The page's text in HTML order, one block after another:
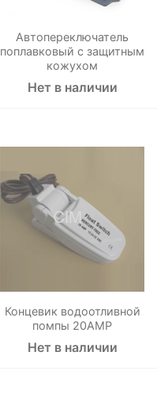
Автопереключатель
поплавковый с защитным
кожухом
Нет в наличии
Концевик водоотливной
помпы 20AMP
Нет в наличии